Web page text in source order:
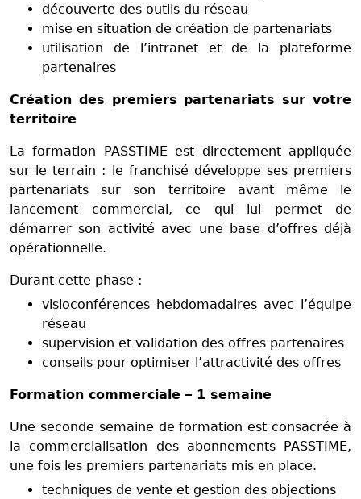
découverte des outils du réseau
mise en situation de création de partenariats
utilisation de l’intranet et de la plateforme
partenaires
Création des premiers partenariats sur votre
territoire
La formation PASSTIME est directement appliquée
sur le terrain : le franchisé développe ses premiers
partenariats sur son territoire avant même le
lancement commercial, ce qui lui permet de
démarrer son activité avec une base d’offres déjà
opérationnelle.
Durant cette phase :
visioconférences hebdomadaires avec l’équipe
réseau
supervision et validation des offres partenaires
conseils pour optimiser l’attractivité des offres
Formation commerciale – 1 semaine
Une seconde semaine de formation est consacrée à
la commercialisation des abonnements PASSTIME,
une fois les premiers partenariats mis en place.
techniques de vente et gestion des objections